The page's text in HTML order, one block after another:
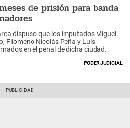
de prisión para banda
dispuso que los imputados Miguel
Filomeno Nicolás Peña y Luis
en el penal de dicha ciudad.
Poder Judicial